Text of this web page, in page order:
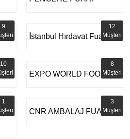
9
İstanbul Hırdavat Fuarı İFM
12
Müşteri
10
EXPO WORLD FOOD
8
Müşteri
1
CNR AMBALAJ FUARI
3
Müşteri